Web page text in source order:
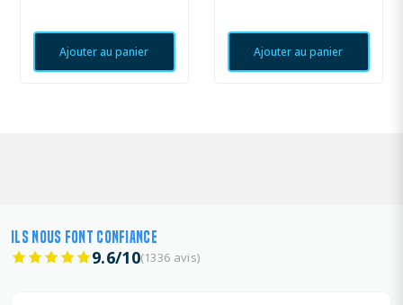
Ajouter au panier Ajouter au panier
ILS NOUS FONT CONFIANCE
9.6/10(1336 avis)